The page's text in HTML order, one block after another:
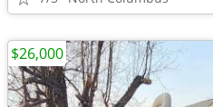
$26,000